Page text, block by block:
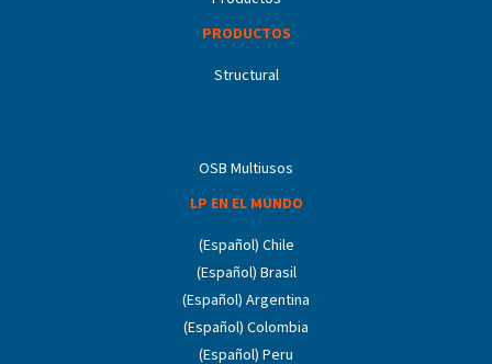
PRODUCTOS
Structural
OSB Multiusos
LP EN EL MUNDO
(Español) Chile
(Español) Brasil
(Español) Argentina
(Español) Colombia
(Español) Peru